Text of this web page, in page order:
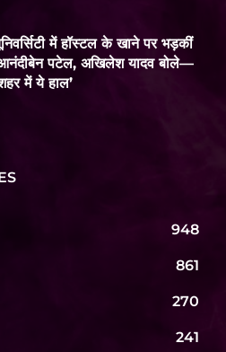
में हॉस्टल के खाने पर भड़कीं
आनंदीबेन पटेल, अखिलेश यादव बोले—
में ये हाल’
948
861
270
241